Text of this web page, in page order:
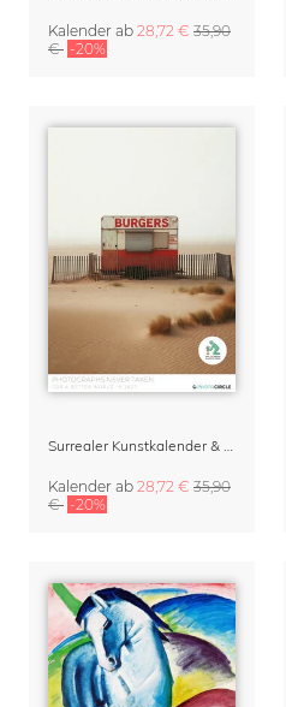
Kalender ab 28,72 € 35,90
€ -20%
Surrealer Kunstkalender & Organizer 2027 – 'Photographs Never Taken' von David Foster Nass (KI generiert)
Kalender ab 28,72 € 35,90
€ -20%